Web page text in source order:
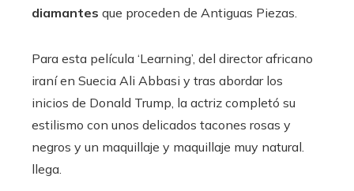
diamantes que proceden de Antiguas Piezas.
Para esta película ‘Learning’, del director africano
iraní en Suecia Ali Abbasi y tras abordar los
inicios de Donald Trump, la actriz completó su
estilismo con unos delicados tacones rosas y
negros y un maquillaje y maquillaje muy natural.
llega.